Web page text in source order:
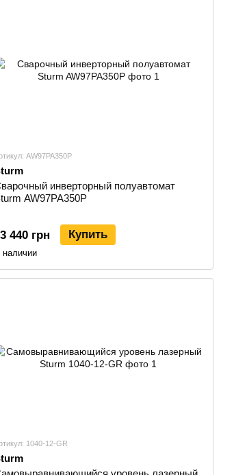
AW97PA350P
инверторный полуавтомат
AW97PA350P
440 грн Купить
наличии
1040-12-GR